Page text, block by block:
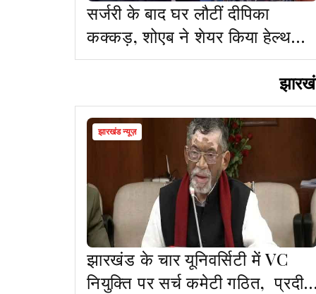
सर्जरी के बाद घर लौटीं दीपिका
कक्कड़, शोएब ने शेयर किया हेल्थ
अपडेट
झारखंड न्यूज़
झारखंड के चार यूनिवर्सिटी में VC
नियुक्ति पर सर्च कमेटी गठित, प्रदीप